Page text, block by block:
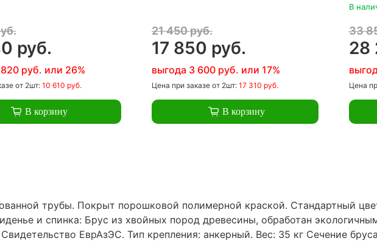
руб.
руб. или 26%
от 2шт: 10 610 руб.
В корзину
21 450 руб.
17 850 руб.
выгода 3 600 руб. или 17%
Цена при заказе от 2шт: 17 310 руб.
В корзину
В
33
28
Цена
трубы. Покрыт порошковой полимерной краской. Стандартный
и спинка: Брус из хвойных пород древесины, обработан
ЕврАзЭС. Тип крепления: анкерный. Вес: 35 кг Сечение